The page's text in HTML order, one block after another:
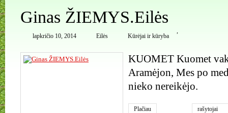
Ginas ŽIEMYS.Eilės
lapkričio 10, 2014 Eilės
,
Kūrėjai ir kūryba
KUOMET Kuomet
Aramėjon, Mes po
nieko nereikėjo.
Plačiau rašytojai